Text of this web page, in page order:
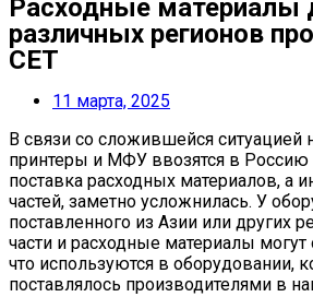
Расходные материалы
различных регионов
СЕТ
11 марта, 2025
В связи со сложившейся ситуацией
принтеры и МФУ ввозятся в Россию
поставка расходных материалов, а
частей, заметно усложнилась. У
поставленного из Азии или других
части и расходные материалы могут
что используются в оборудовании,
поставлялось производителями в